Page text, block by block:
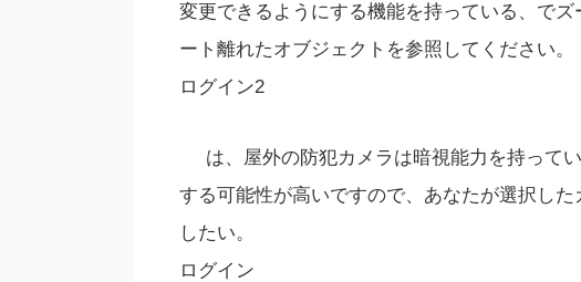
変更できるようにする機能を持っている、で
ート離れたオブジェクトを参照してください。
ログイン2
は、屋外の防犯カメラは暗視能力を持って
する可能性が高いですので、あなたが選択し
したい。
ログイン